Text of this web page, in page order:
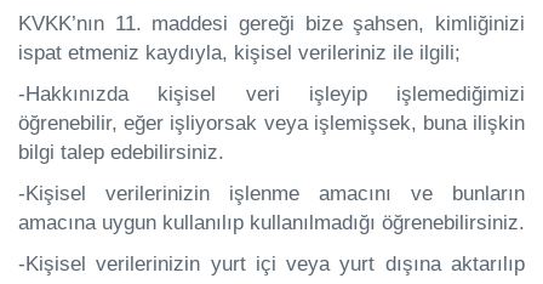
KVKK’nın 11. maddesi gereği bize şahsen, kimliğinizi
ispat etmeniz kaydıyla, kişisel verileriniz ile ilgili;
-Hakkınızda kişisel veri işleyip işlemediğimizi
öğrenebilir, eğer işliyorsak veya işlemişsek, buna ilişkin
bilgi talep edebilirsiniz.
-Kişisel verilerinizin işlenme amacını ve bunların
amacına uygun kullanılıp kullanılmadığı öğrenebilirsiniz.
-Kişisel verilerinizin yurt içi veya yurt dışına aktarılıp